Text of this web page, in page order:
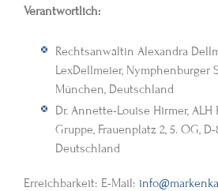
Verantwortlich:
Rechtsanwältin Alexandra
LexDellmeier, Nymphenburger
München, Deutschland
Dr. Annette-Louise Hirmer, ALH
Gruppe, Frauenplatz 2, 5. OG,
Deutschland
Erreichbarkeit: E-Mail: